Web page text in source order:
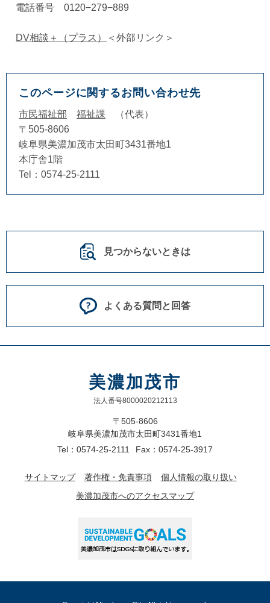
電話番号 0120−279−889
DV相談＋（プラス） ＜外部リンク＞
このページに関するお問い合わせ先
市民福祉部 福祉課
代表
〒505-8606
岐阜県美濃加茂市太田町3431番地1
本庁舎1階
Tel：0574-25-2111
見つからないときは
よくある質問と回答
美濃加茂市
法人番号8000020212113
〒505-8606
岐阜県美濃加茂市太田町3431番地1
Tel：0574-25-2111
Fax：0574-25-3917
サイトマップ 著作権・免責事項
個人情報の取り扱い
美濃加茂市へのアクセスマップ